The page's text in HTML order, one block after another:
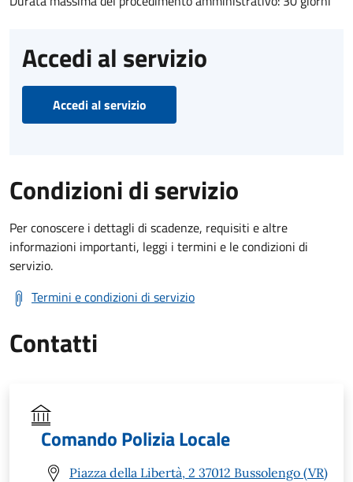
Accedi al servizio
Accedi al servizio
Condizioni di servizio
Per conoscere i dettagli di scadenze, requisiti e altre
informazioni importanti, leggi i termini e le condizioni di
servizio.
Termini e condizioni di servizio
Contatti
Comando Polizia Locale
Piazza della Libertà, 2 37012 Bussolengo (VR)